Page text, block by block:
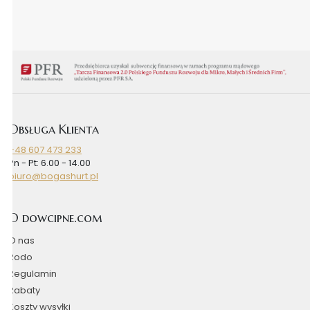
Obsługa Klienta
+48 607 473 233
Pn - Pt: 6.00 - 14.00
biuro@bogashurt.pl
O dowcipne.com
O nas
Rodo
Regulamin
Rabaty
Koszty wysyłki